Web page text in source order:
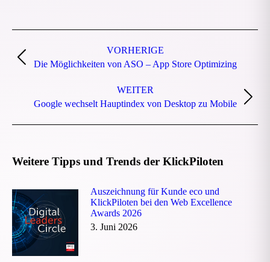
VORHERIGE
Vorheriger
Die Möglichkeiten von ASO – App Store Optimizing
WEITER
Nächster
Google wechselt Hauptindex von Desktop zu Mobile
Weitere Tipps und Trends der KlickPiloten
Auszeichnung für Kunde eco und
KlickPiloten bei den Web Excellence
Awards 2026
3. Juni 2026